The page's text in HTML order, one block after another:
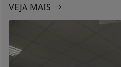
VEJA MAIS